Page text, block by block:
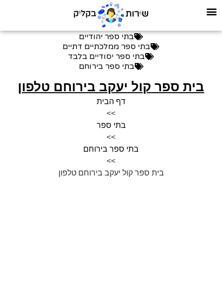
בתי ספר יהודיים
בתי ספר ממלכתיים דתיים
בתי ספר יסודיים בלבד
בתי ספר בירוחם
בית ספר קול יעקב בירוחם טלפון
דף הבית
>>
בתי ספר
>>
בתי ספר בירוחם
>>
בית ספר קול יעקב בירוחם טלפון